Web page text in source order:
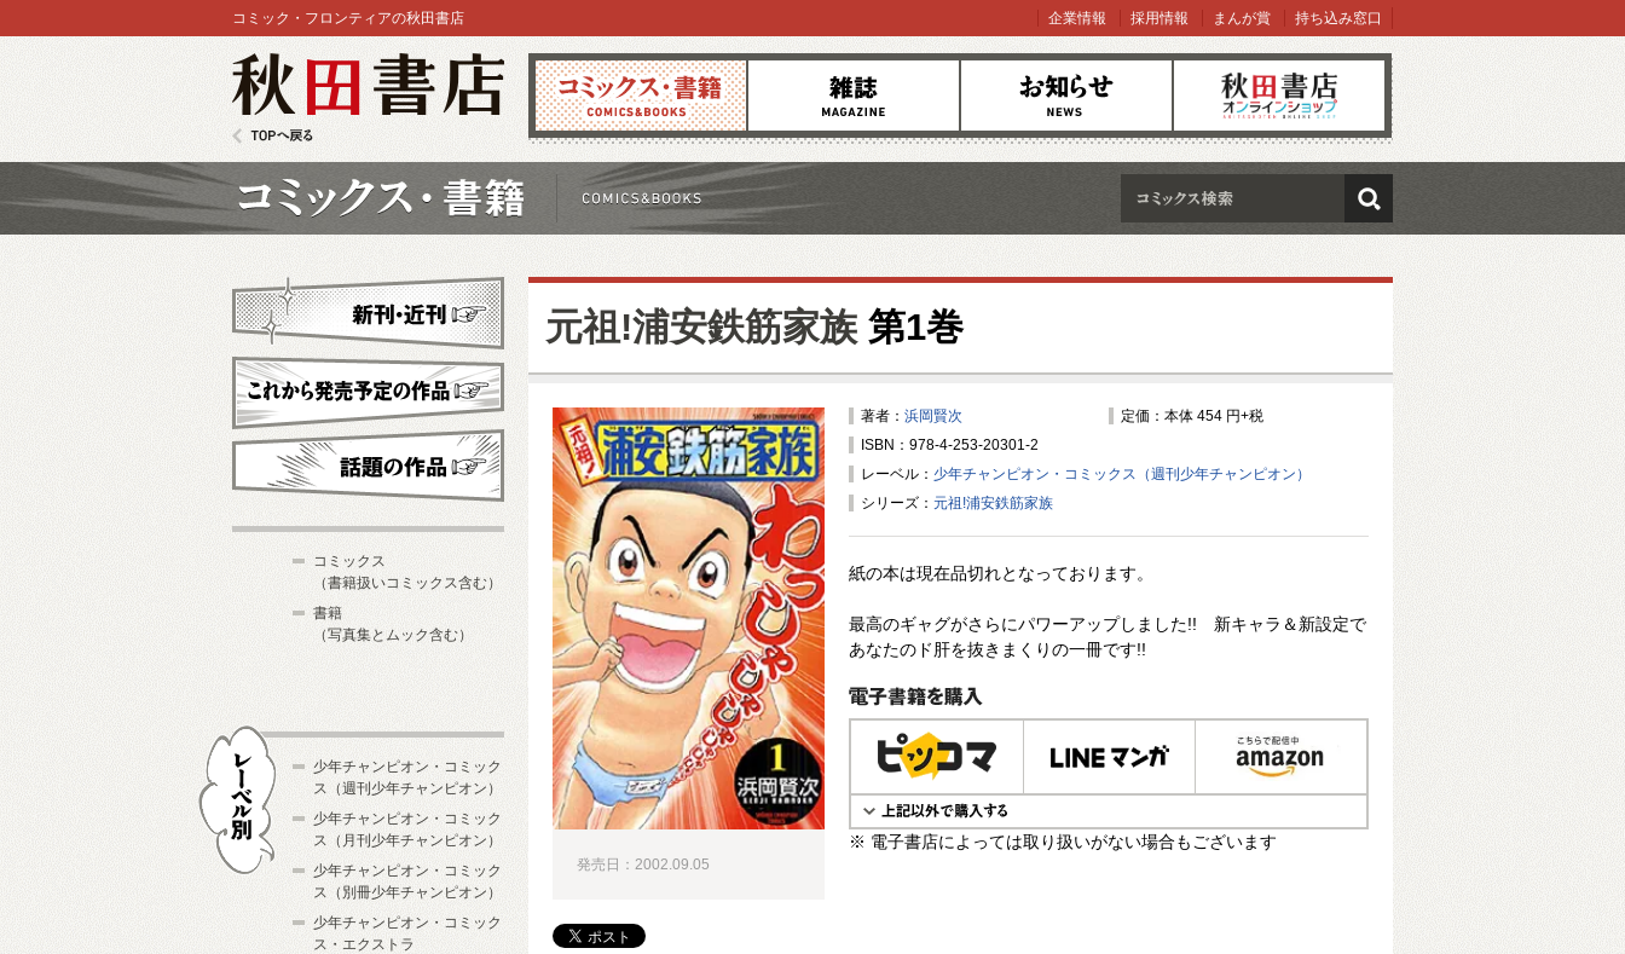
コミックス 雑誌 お知らせ オンラインショップ
コミック・フロンティアの秋田書店 企業情報 採用情報 まんが賞 持ち込み窓口
検索
元祖!浦安鉄筋家族 第1巻
著者： 浜岡賢次
定価：本体 454 円+税
ISBN：978-4-253-20301-2
レーベル： 少年チャンピオン・コミックス（週刊少年チャンピオン）
シリーズ： 元祖!浦安鉄筋家族
紙の本は現在品切れとなっております。
最高のギャグがさらにパワーアップしました!! 新キャラ＆新設定で
あなたのド肝を抜きまくりの一冊です!!
電子書籍で購入
※ 電子書店によっては取り扱いがない場合もございます
発売日：2002.09.05
新刊・近刊
これから発売予定
コミックス
（書籍扱いコミックス含む）
書籍
（写真集とムック含む）
少年チャンピオン・コミック
ス（週刊少年チャンピオン）
少年チャンピオン・コミック
ス（月刊少年チャンピオン）
少年チャンピオン・コミック
ス（別冊少年チャンピオン）
少年チャンピオン・コミック
ス・エクストラ